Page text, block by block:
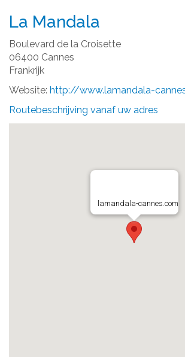
La Mandala
Boulevard de la Croisette
06400 Cannes
Frankrijk
Website: http://www.lamandala-
Routebeschrijving vanaf uw adres
lamandala-cannes.com